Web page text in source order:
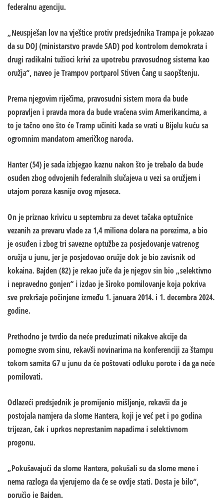
federalnu agenciju.
„Neuspješan lov na vještice protiv predsjednika Trampa je pokazao
da su DOJ (ministarstvo pravde SAD) pod kontrolom demokrata i
drugi radikalni tužioci krivi za upotrebu pravosudnog sistema kao
oružja“, naveo je Trampov portparol Stiven Čang u saopštenju.
Prema njegovim riječima, pravosudni sistem mora da bude
popravljen i pravda mora da bude vraćena svim Amerikancima, a
to je tačno ono što će Tramp učiniti kada se vrati u Bijelu kuću sa
ogromnim mandatom američkog naroda.
Hanter (54) je sada izbjegao kaznu nakon što je trebalo da bude
osuđen zbog odvojenih federalnih slučajeva u vezi sa oružjem i
utajom poreza kasnije ovog mjeseca.
On je priznao krivicu u septembru za devet tačaka optužnice
vezanih za prevaru vlade za 1,4 miliona dolara na porezima, a bio
je osuđen i zbog tri savezne optužbe za posjedovanje vatrenog
oružja u junu, jer je posjedovao oružje dok je bio zavisnik od
kokaina. Bajden (82) je rekao juče da je njegov sin bio „selektivno
i nepravedno gonjen“ i izdao je široko pomilovanje koja pokriva
sve prekršaje počinjene između 1. januara 2014. i 1. decembra 2024.
godine.
Prethodno je tvrdio da neće preduzimati nikakve akcije da
pomogne svom sinu, rekavši novinarima na konferenciji za štampu
tokom samita G7 u junu da će poštovati odluku porote i da ga neće
pomilovati.
Odlazeći predsjednik je promijenio mišljenje, rekavši da je
postojala namjera da slome Hantera, koji je već pet i po godina
trijezan, čak i uprkos neprestanim napadima i selektivnom
progonu.
„Pokušavajući da slome Hantera, pokušali su da slome mene i
nema razloga da vjerujemo da će se ovdje stati. Dosta je bilo“,
poručio je Bajden.